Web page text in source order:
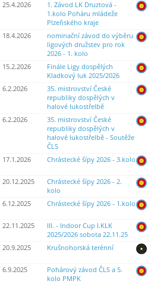
25.4.2026
1. Závod LK Druztová -
1.kolo Poháru mládeže
Plzeňského kraje
18.4.2026
nominační závod do výběru
ligových družstev pro rok
2026 - 1. kolo
15.2.2026
Finále Ligy dospělých
Kladkový luk 2025/2026
6.2.2026
35. mistrovství České
republiky dospělých v
halové lukostřelbě
6.2.2026
35. mistrovství České
republiky dospělých v
halové lukostřelbě - Soutěže
ČLS
17.1.2026 Chrástecké šípy 2026 - 3.kolo
20.12.2025
Chrástecké šípy 2026 - 2.
kolo
6.12.2025 Chrástecké šípy 2026 - 1.kolo
22.11.2025
III. - Indoor Cup I.KLK
2025/2026 sobota 22.11.25
20.9.2025 Krušnohorská terénní
6.9.2025
Pohárový závod ČLS a 5.
kolo PMPK